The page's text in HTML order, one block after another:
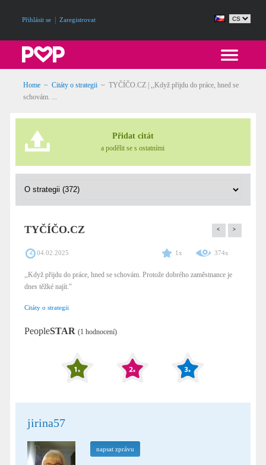
Přihlásit se Zaregistrovat
Home ~ Citáty o strategii ~ TYČÍČO.CZ | ,,Když přijdu do práce, hned se
schovám. ...
Přidat citát
a podělit se s ostatními
TYČÍČO.CZ < >
04.02.2025 1x 374x
,,Když přijdu do práce, hned se schovám. Protože dobrého zaměstnance je
dnes těžké najít."
Citáty o strategii
PeopleSTAR (1 hodnocení)
jirina57
napsat zprávu